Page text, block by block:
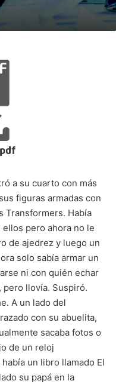
a su cuarto con más
figuras armadas con
Transformers. Había
pero ahora no le
de ajedrez y luego un
solo sabía armar un
ni con quién echar
pero llovía. Suspiró.
A un lado del
con su abuelita,
sacaba fotos o
de un reloj
un libro llamado El
su papá en la